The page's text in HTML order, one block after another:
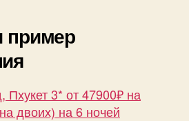
пример
3* от 47900₽ на
двоих) на 6 ночей